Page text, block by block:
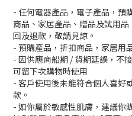
- 任何電器產品，電子產品，預
商品、家居產品、贈品及試用
回及退款，敬請見諒。
- 預購產品，折扣商品，家居用
- 因供應商船期 / 貨期延誤，不
可留下次購物時使用
- 客戶使用後未能符合個人喜好
款。
- 如你屬於敏感性肌膚，建議你